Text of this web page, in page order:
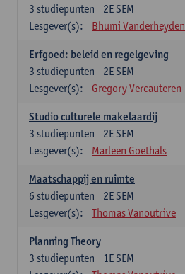
2E SEM
3 studiepunten
Lesgever(s):
Bhumi Vanderheyden
Erfgoed: beleid en regelgeving
2E SEM
3 studiepunten
Lesgever(s):
Gregory Vercauteren
Studio culturele makelaardij
2E SEM
3 studiepunten
Lesgever(s):
Marleen Goethals
Maatschappij en ruimte
2E SEM
6 studiepunten
Lesgever(s):
Thomas Vanoutrive
Planning Theory
1E SEM
3 studiepunten